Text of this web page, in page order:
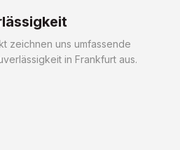
zeichnen uns umfassende
in Frankfurt aus.